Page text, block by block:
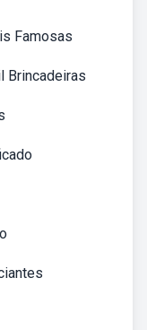
Famosas
Brincadeiras